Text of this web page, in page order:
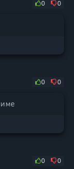
0 0
0 0
0 0